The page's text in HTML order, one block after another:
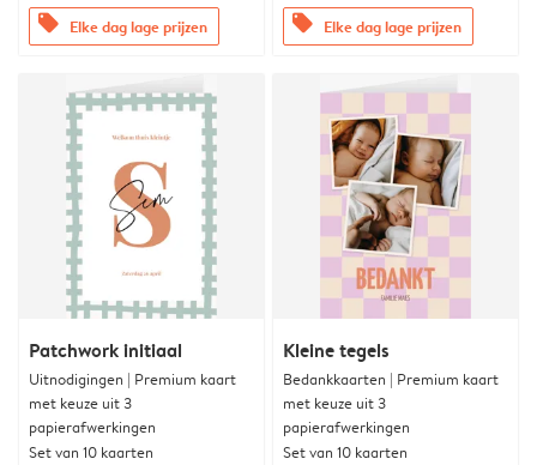
offers Elke dag lage prijzen offers Elke dag lage prijzen
Patchwork initiaal
Uitnodigingen | Premium kaart
met keuze uit 3
papierafwerkingen
Set van 10 kaarten
Kleine tegels
Bedankkaarten | Premium kaart
met keuze uit 3
papierafwerkingen
Set van 10 kaarten